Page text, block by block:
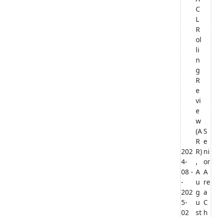
202
4-
08 -
-
202
5-
02
C
L
R
ol
li
n
g
R
e
vi
e
w
(A
R
R)
,
A
u
g
u
st
S
e
ni
or
A
re
a
C
h